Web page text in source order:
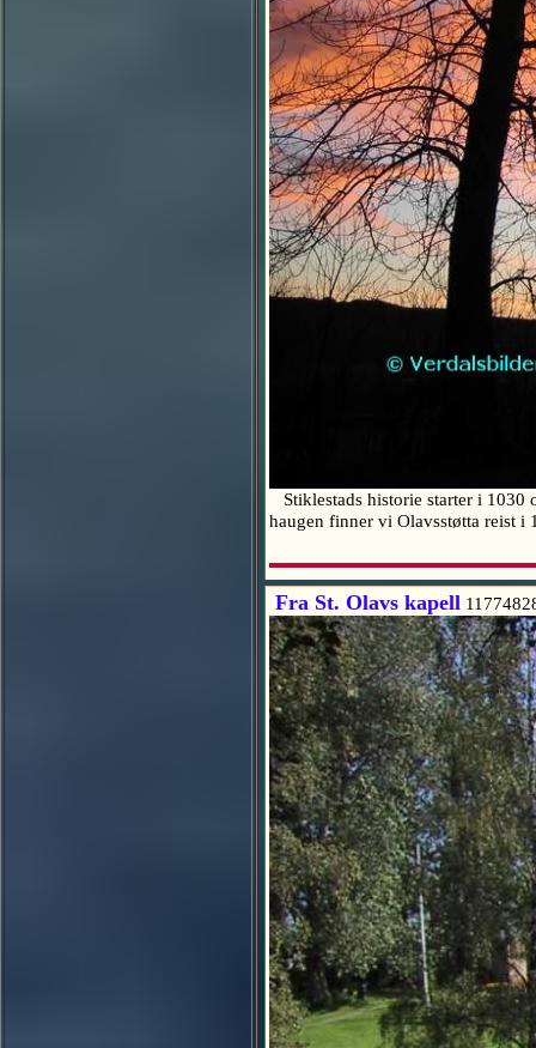
Stiklestads historie starter i 1030
haugen finner vi Olavsstøtta reist
Fra St. Olavs kapell